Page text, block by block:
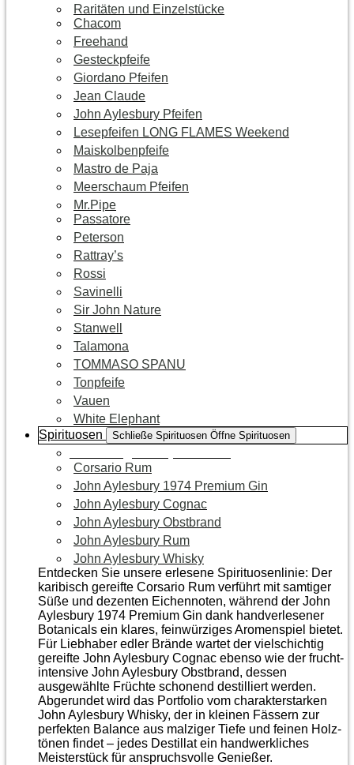
Raritäten und Einzelstücke
Chacom
Freehand
Gesteckpfeife
Giordano Pfeifen
Jean Claude
John Aylesbury Pfeifen
Lesepfeifen LONG FLAMES Weekend
Maiskolbenpfeife
Mastro de Paja
Meerschaum Pfeifen
Mr.Pipe
Passatore
Peterson
Rattray’s
Rossi
Savinelli
Sir John Nature
Stanwell
Talamona
TOMMASO SPANU
Tonpfeife
Vauen
White Elephant
Spirituosen
Schließe Spirituosen Öffne Spirituosen
Corsario Rum
John Aylesbury 1974 Premium Gin
John Aylesbury Cognac
John Aylesbury Obstbrand
John Aylesbury Rum
John Aylesbury Whisky
Entdecken Sie unsere erlesene Spirituosenlinie: Der
karibisch gereifte Corsario Rum verführt mit samtiger
Süße und dezenten Eichen­noten, während der John
Aylesbury 1974 Premium Gin dank handverlesener
Botanicals ein klares, feinwürziges Aromenspiel bietet.
Für Liebhaber edler Brände wartet der vielschichtig
gereifte John Aylesbury Cognac ebenso wie der frucht­
intensive John Aylesbury Obstbrand, dessen
ausgewählte Früchte schonend destilliert werden.
Abgerundet wird das Portfolio vom charakterstarken
John Aylesbury Whisky, der in kleinen Fässern zur
perfekten Balance aus malziger Tiefe und feinen Holz­
tönen findet – jedes Destillat ein handwerkliches
Meister­stück für anspruchsvolle Genießer.